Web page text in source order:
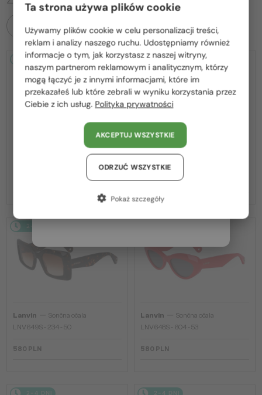
WSZYSTKIE PRODUKTY
2-4 DNI
Sončna očala
2-4 DNI
Lanvin—Sončna očala
LNV652S - 001 - 55
580 PLN
2-4 DNI
Lanvin
Sončna očala
LNV649S - 234 - 50
580 PLN
Lanvin
Sončna očala
LNV648S - 604 - 53
580 PLN
2-4 DNI 2-4 DNI
Proszę wybierz z listy odpowiedni dla Ciebie kraj:
Polska / PL
România / RO
Magyarország / HU
United Arab Emirates / EN
Austria / AT
Niemcy / DE
Ta strona używa plików cookie
Używamy plików cookie w celu personalizacji treści,
reklam i analizy naszego ruchu. Udostępniamy również
informacje o tym, jak korzystasz z naszej witryny,
naszym partnerom reklamowym i analitycznym, którzy
mogą łączyć je z innymi informacjami, które im
przekazałeś lub które zebrali w wyniku korzystania przez
Ciebie z ich usług. Polityka prywatności
AKCEPTUJ WSZYSTKIE
ODRZUĆ WSZYSTKIE
Pokaż szczegóły